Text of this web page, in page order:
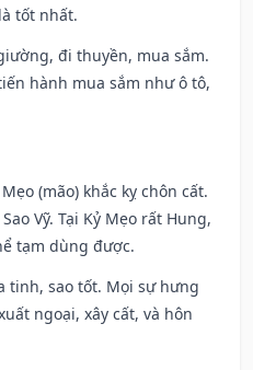
tốt nhất.
đi thuyền, mua sắm.
hành mua sắm như ô tô,
(mão) khắc kỵ chôn cất.
Vỹ. Tại Kỷ Mẹo rất Hung,
tạm dùng được.
tinh, sao tốt. Mọi sự hưng
ngoại, xây cất, và hôn